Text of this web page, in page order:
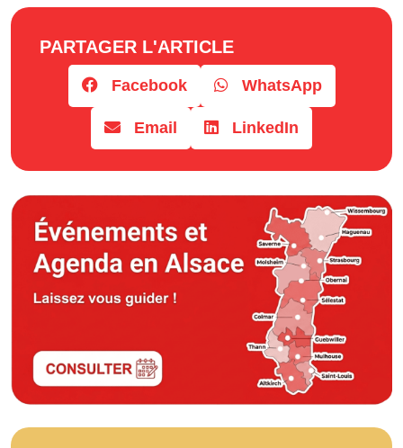
PARTAGER L'ARTICLE
Facebook WhatsApp
Email LinkedIn